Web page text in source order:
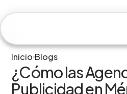
Inicio Blogs
¿Cómo las
Publicidad en